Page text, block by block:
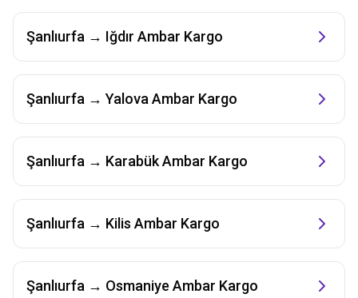
Şanlıurfa → Iğdır Ambar Kargo
Şanlıurfa → Yalova Ambar Kargo
Şanlıurfa → KarabükAmbar Kargo
Şanlıurfa → Kilis Ambar Kargo
Şanlıurfa → Osmaniye Ambar Kargo